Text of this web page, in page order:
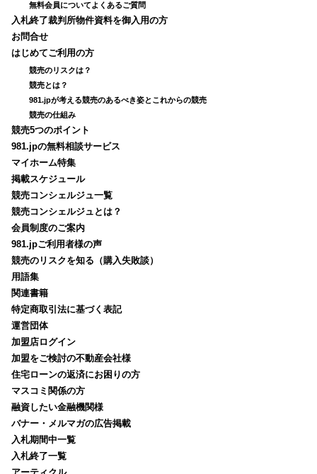
無料会員についてよくあるご質問
入札終了裁判所物件資料を御入用の方
お問合せ
はじめてご利用の方
競売のリスクは？
競売とは？
981.jpが考える競売のあるべき姿とこれからの競売
競売の仕組み
競売5つのポイント
981.jpの無料相談サービス
マイホーム特集
掲載スケジュール
競売コンシェルジュ一覧
競売コンシェルジュとは？
会員制度のご案内
981.jpご利用者様の声
競売のリスクを知る（購入失敗談）
用語集
関連書籍
特定商取引法に基づく表記
運営団体
加盟店ログイン
加盟をご検討の不動産会社様
住宅ローンの返済にお困りの方
マスコミ関係の方
融資したい金融機関様
バナー・メルマガの広告掲載
入札期間中一覧
入札終了一覧